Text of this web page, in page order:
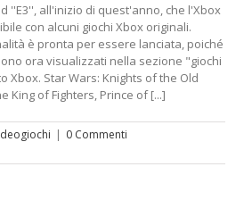
''E3'', all'inizio di quest'anno, che l'Xbox
con alcuni giochi Xbox originali.
è pronta per essere lanciata, poiché
ora visualizzati nella sezione "giochi
Xbox. Star Wars: Knights of the Old
King of Fighters, Prince of [...]
| 0 Commenti